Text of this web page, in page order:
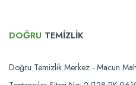
DOĞRU TEMİZLİK
Doğru Temizlik Merkez - Macun